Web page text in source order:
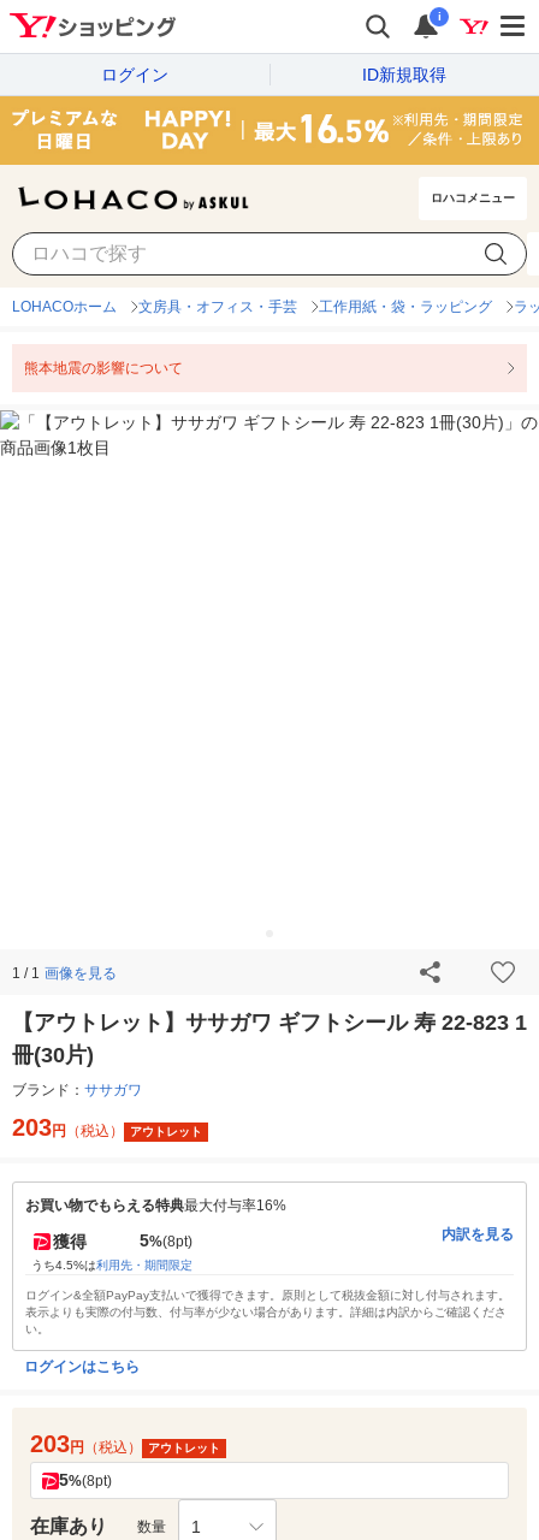
i
ログイン ID新規取得
ロハコメニュー
LOHACOホーム 文房具・オフィス・手芸 工作用紙・袋・ラッピング ラ
熊本地震の影響について
1 / 1 画像を見る
【アウトレット】ササガワ ギフトシール 寿 22-823 1
冊(30片)
ブランド： ササガワ
203円 （税込） アウトレット
お買い物でもらえる特典最大付与率16%
獲得 5%(8pt)
うち4.5%は利用先・期間限定
内訳を見る
ログイン&全額PayPay支払いで獲得できます。原則として税抜金額に対し付与されます。
表示よりも実際の付与数、付与率が少ない場合があります。詳細は内訳からご確認くださ
い。
ログインはこちら
203円 （税込） アウトレット
5%(8pt)
在庫あり 数量 1